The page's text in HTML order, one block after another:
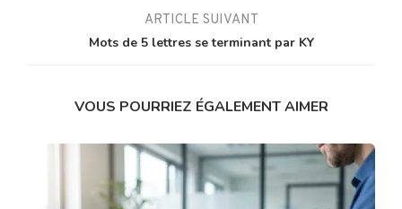
ARTICLE SUIVANT
Mots de 5 lettres se terminant par KY
VOUS POURRIEZ ÉGALEMENT AIMER